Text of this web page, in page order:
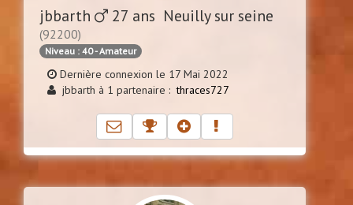
jbbarth 27 ans Neuilly sur seine
(92200)
Niveau : 40 - Amateur
Dernière connexion le 17 Mai 2022
jbbarth à 1 partenaire :thraces727